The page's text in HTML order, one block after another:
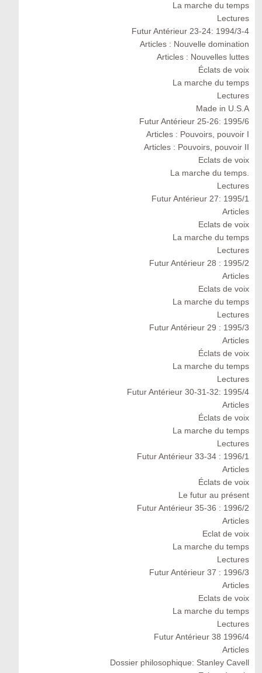
La marche du temps
Lectures
Futur Antérieur 23-24: 1994/3-4
Articles : Nouvelle domination
Articles : Nouvelles luttes
Éclats de voix
La marche du temps
Lectures
Made in U.S.A
Futur Antérieur 25-26: 1995/6
Articles : Pouvoirs, pouvoir I
Articles : Pouvoirs, pouvoir II
Eclats de voix
La marche du temps.
Lectures
Futur Antérieur 27: 1995/1
Articles
Eclats de voix
La marche du temps
Lectures
Futur Antérieur 28 : 1995/2
Articles
Eclats de voix
La marche du temps
Lectures
Futur Antérieur 29 : 1995/3
Articles
Éclats de voix
La marche du temps
Lectures
Futur Antérieur 30-31-32: 1995/4
Articles
Éclats de voix
La marche du temps
Lectures
Futur Antérieur 33-34 : 1996/1
Articles
Éclats de voix
Le futur au présent
Futur Antérieur 35-36 : 1996/2
Articles
Eclat de voix
La marche du temps
Lectures
Futur Antérieur 37 : 1996/3
Articles
Eclats de voix
La marche du temps
Lectures
Futur Antérieur 38 1996/4
Articles
Dossier philosophique: Stanley Cavell